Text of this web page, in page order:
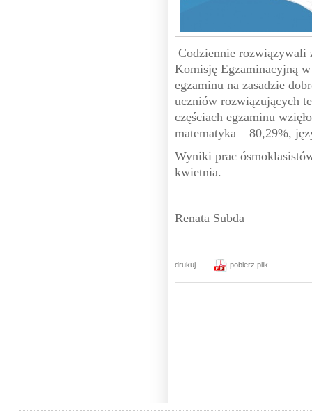
Codziennie rozwiązywali
Komisję Egzaminacyjną
egzaminu na zasadzie
uczniów rozwiązujących
częściach egzaminu
matematyka – 80,29%,
Wyniki prac
kwietnia.
Renata Subda
drukuj pobierz plik